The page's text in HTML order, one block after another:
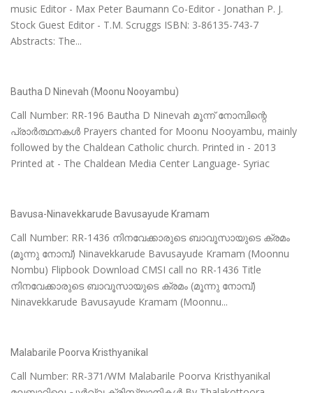
music Editor - Max Peter Baumann Co-Editor - Jonathan P. J.
Stock Guest Editor - T.M. Scruggs ISBN: 3-86135-743-7
Abstracts: The...
Bautha D Ninevah (Moonu Nooyambu)
Call Number: RR-196 Bautha D Ninevah മൂന്ന് നോമ്പിന്റെ
പ്രാർത്ഥനകൾ Prayers chanted for Moonu Nooyambu, mainly
followed by the Chaldean Catholic church. Printed in - 2013
Printed at - The Chaldean Media Center Language- Syriac
Bavusa-Ninavekkarude Bavusayude Kramam
Call Number: RR-1436 നിനവേക്കാരുടെ ബാവൂസായുടെ ക്രമം
(മൂന്നു നോമ്പ്) Ninavekkarude Bavusayude Kramam (Moonnu
Nombu) Flipbook Download CMSI call no RR-1436 Title
നിനവേക്കാരുടെ ബാവൂസായുടെ ക്രമം (മൂന്നു നോമ്പ്)
Ninavekkarude Bavusayude Kramam (Moonnu...
Malabarile Poorva Kristhyanikal
Call Number: RR-371/WM Malabarile Poorva Kristhyanikal